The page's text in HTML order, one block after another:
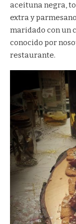
aceituna negra,
extra y
maridado con un
conocido por
restaurante.